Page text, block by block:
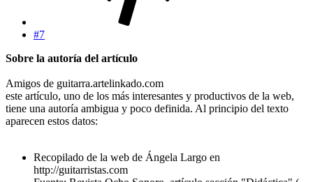
#7
Sobre la autoría del artículo
Amigos de guitarra.artelinkado.com
este artículo, uno de los más interesantes y productivos de la web,
tiene una autoría ambigua y poco definida. Al principio del texto
aparecen estos datos:
Recopilado de la web de Ángela Largo en
http://guitarristas.com